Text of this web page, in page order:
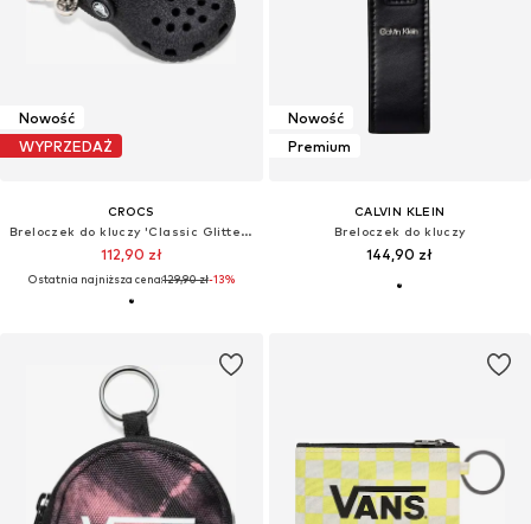
Nowość
WYPRZEDAŻ
CROCS
Breloczek do kluczy 'Classic Glitter Clog Bag Charm'
112,90 zł
Ostatnia najniższa cena:129,90 zł-13%
Nowość
Premium
CALVIN KLEIN
Breloczek do kluczy
144,90 zł